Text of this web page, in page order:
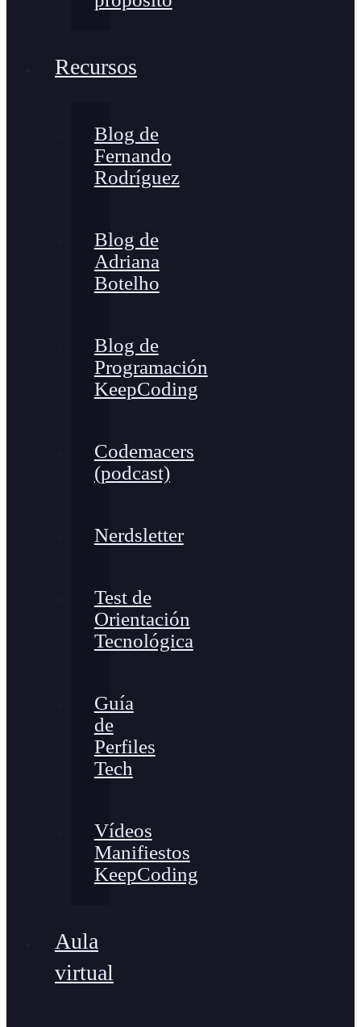
Recursos
Blog de
Fernando
Rodríguez
Blog de
Adriana
Botelho
Blog de
Programación
KeepCoding
Codemacers
(podcast)
Nerdsletter
Test de
Orientación
Tecnológica
Guía
de
Perfiles
Tech
Vídeos
Manifiestos
KeepCoding
Aula
virtual